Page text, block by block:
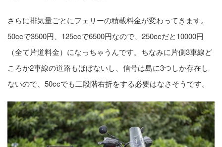
さらに排気量ごとにフェリーの積載料金が変わってきます。
50ccで3500円、125ccで6500円なので、250ccだと10000円
（全て片道料金）になっちゃうんです。ちなみに片側3車線ど
ころか2車線の道路もほぼないし、信号は島に3つしか存在し
ないので、50ccでも二段階右折をする必要はなさそうです。